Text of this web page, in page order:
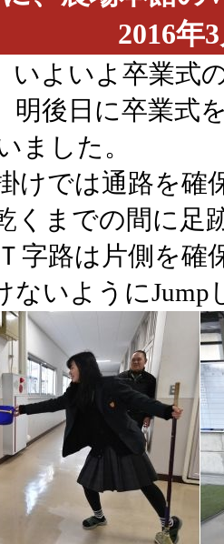
年3月3
いよいよ卒業式
明後日に卒業式
ました。
けでは通路を確
くまでの間に足
字路は片側を確
ないように